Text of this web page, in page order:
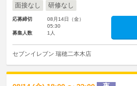
面接なし 研修なし
応募締切
08月14日（金）
05:30
募集人数
1人
セブンイレブン 瑞穂二本木店